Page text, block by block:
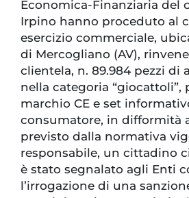
Economica-Finanziaria del
Irpino hanno proceduto al
esercizio commerciale,
di Mercogliano (AV),
clientela, n. 89.984 pezzi di
nella categoria “giocattoli”,
marchio CE e set
consumatore, in difformità
previsto dalla normativa
responsabile, un cittadino
è stato segnalato agli Enti
l’irrogazione di una